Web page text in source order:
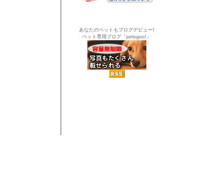
あなたのペットもブログデビュー!
ペット専用ブログ「pelogoo!」